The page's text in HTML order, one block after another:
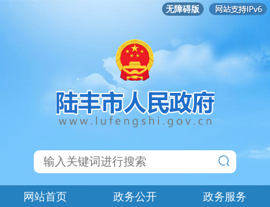
无障碍版
网站首页 政务公开
政务服务